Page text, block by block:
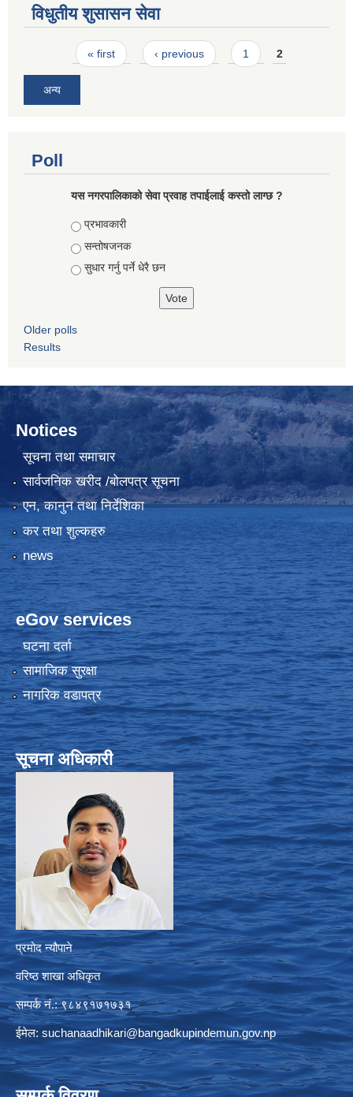
विधुतीय शुसासन सेवा
Pages« first ‹ previous 1 2
अन्य
Poll
यस नगरपालिकाको सेवा प्रवाह तपाईलाई कस्तो लाग्छ ?
Choices
प्रभावकारी
सन्तोषजनक
सुधार गर्नु पर्ने धेरै छन
Older polls
Results
Notices
सूचना तथा समाचार
सार्वजनिक खरीद /बोलपत्र सूचना
एन, कानुन तथा निर्देशिका
कर तथा शुल्कहरु
news
eGov services
घटना दर्ता
सामाजिक सुरक्षा
नागरिक वडापत्र
सूचना अधिकारी
प्रमोद न्यौपाने
वरिष्ठ शाखा अधिकृत
सम्पर्क नं.: ९८४९१७१७३१
ईमेल: suchanaadhikari@bangadkupindemun.gov.np